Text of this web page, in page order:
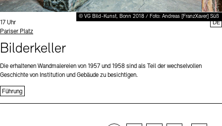
© VG Bild-Kunst, Bonn 2018 / Foto: Andreas [FranzXaver] Süß
Uhrzeit:
17 Uhr
Standort
Pariser Platz
Bilderkeller
Die erhaltenen Wandmalereien von 1957 und 1958 sind als Teil der wechselvollen
Geschichte von Institution und Gebäude zu besichtigen.
Führung
DE